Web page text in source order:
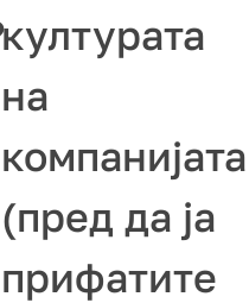
културата
на
компанијата
(пред да ја
прифатите